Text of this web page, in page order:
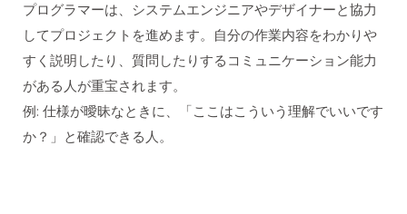
プログラマーは、システムエンジニアやデザイナーと協力
してプロジェクトを進めます。自分の作業内容をわかりや
すく説明したり、質問したりするコミュニケーション能力
がある人が重宝されます。
例: 仕様が曖昧なときに、「ここはこういう理解でいいです
か？」と確認できる人。